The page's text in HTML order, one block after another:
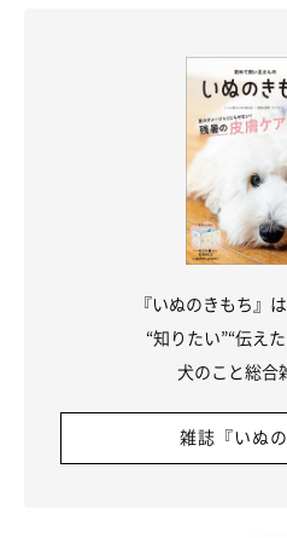
『いぬのきもち』
“知りたい”“伝え
犬のこと総合
雑誌『いぬ